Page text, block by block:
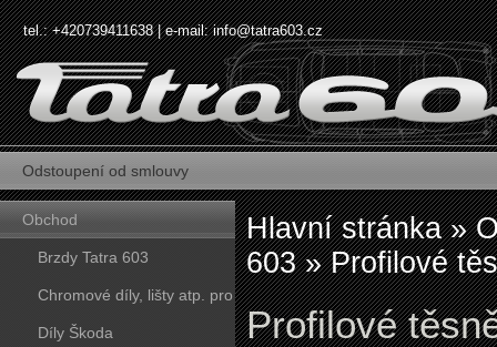
tel.: +420739411638 | e-mail:info@tatra603.cz
Odstoupení od smlouvy
Obchod
Brzdy Tatra 603
Chromové díly, lišty atp. pro
vozy Tatra 603
Díly Škoda
Hlavní stránka»
603»Profilové
Profilové